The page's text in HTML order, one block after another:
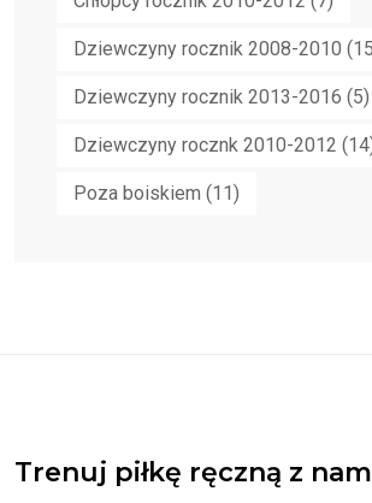
Dziewczyny rocznik 2008-2010
Dziewczyny rocznik 2013-2016 (5)
Dziewczyny rocznk 2010-2012
Poza boiskiem (11)
Trenuj piłkę ręczną z